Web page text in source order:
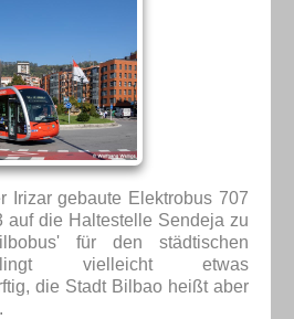
Irizar gebaute Elektrobus 707
auf die Haltestelle Sendeja zu
für den städtischen
vielleicht etwas
die Stadt Bilbao heißt aber